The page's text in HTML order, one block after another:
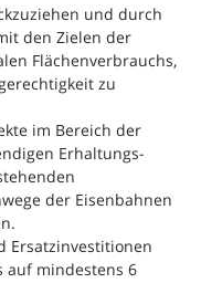
und durch
den Zielen der
Flächenverbrauchs,
zu
im Bereich der
Erhaltungs-
der Eisenbahnen
Ersatzinvestitionen
auf mindestens 6